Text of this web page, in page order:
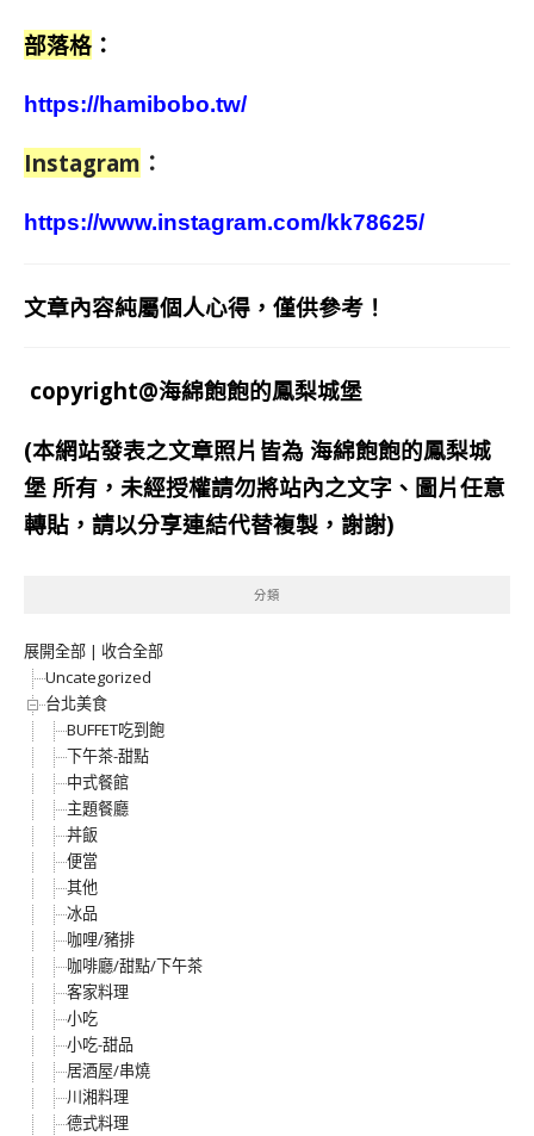
部落格 ：
https://hamibobo.tw/
Instagram ：
https://www.instagram.com/kk78625/
文章內容純屬個人心得，僅供參考！
copyright@海綿飽飽的鳳梨城堡
(本網站發表之文章照片皆為 海綿飽飽的鳳梨城
堡 所有，未經授權請勿將站內之文字、圖片任意
轉貼，請以分享連結代替複製，謝謝)
分類
展開全部 | 收合全部
Uncategorized
台北美食
BUFFET吃到飽
下午茶-甜點
中式餐館
主題餐廳
丼飯
便當
其他
冰品
咖哩/豬排
咖啡廳/甜點/下午茶
客家料理
小吃
小吃-甜品
居酒屋/串燒
川湘料理
德式料理